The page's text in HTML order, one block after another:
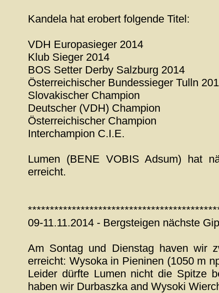
Kandela hat erobert folgende Titel:
VDH Europasieger 2014
Klub Sieger 2014
BOS Setter Derby Salzburg 2014
Österreichischer Bundessieger Tulln
Slovakischer Champion
Deutscher (VDH) Champion
Österreichischer Champion
Interchampion C.I.E.
Lumen (BENE VOBIS Adsum) hat
erreicht.
09-11.11.2014 - Bergsteigen nächste
Am Sontag und Dienstag haven wir
erreicht: Wysoka in Pieninen (1050 m
Leider dürfte Lumen nicht die Spitze
haben wir Durbaszka and Wysoki